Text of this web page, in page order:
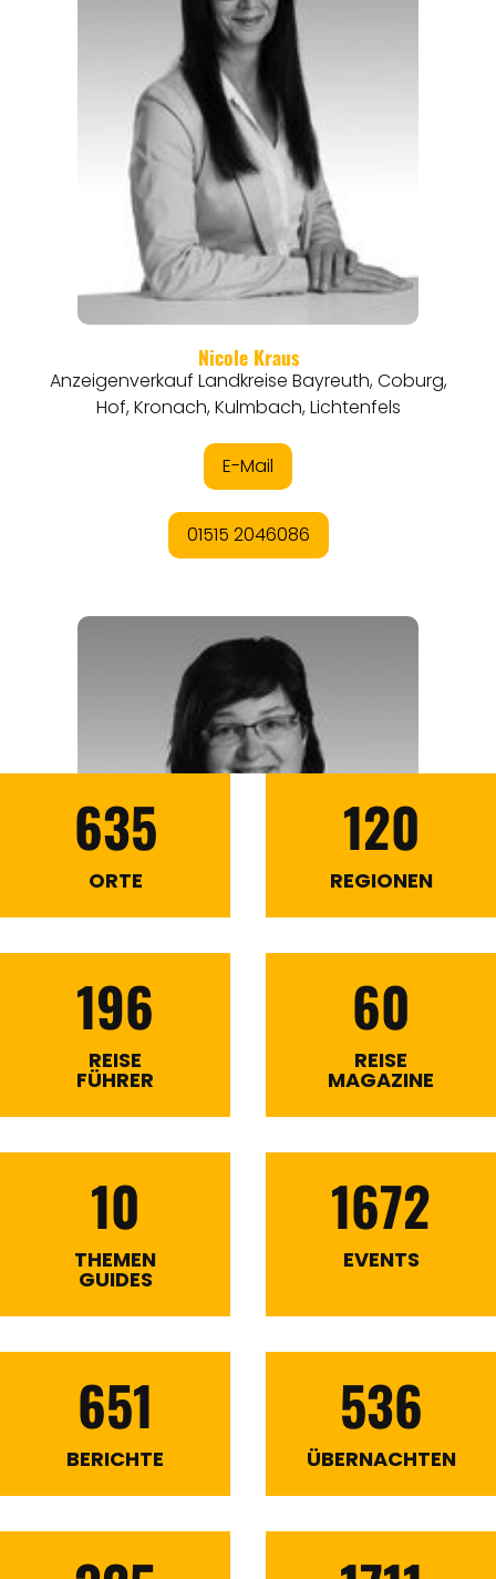
635
ORTE
120
REGIONEN
196
REISE
FÜHRER
60
REISE
MAGAZINE
10
THEMEN
GUIDES
1672
EVENTS
651
BERICHTE
536
ÜBERNACHTEN